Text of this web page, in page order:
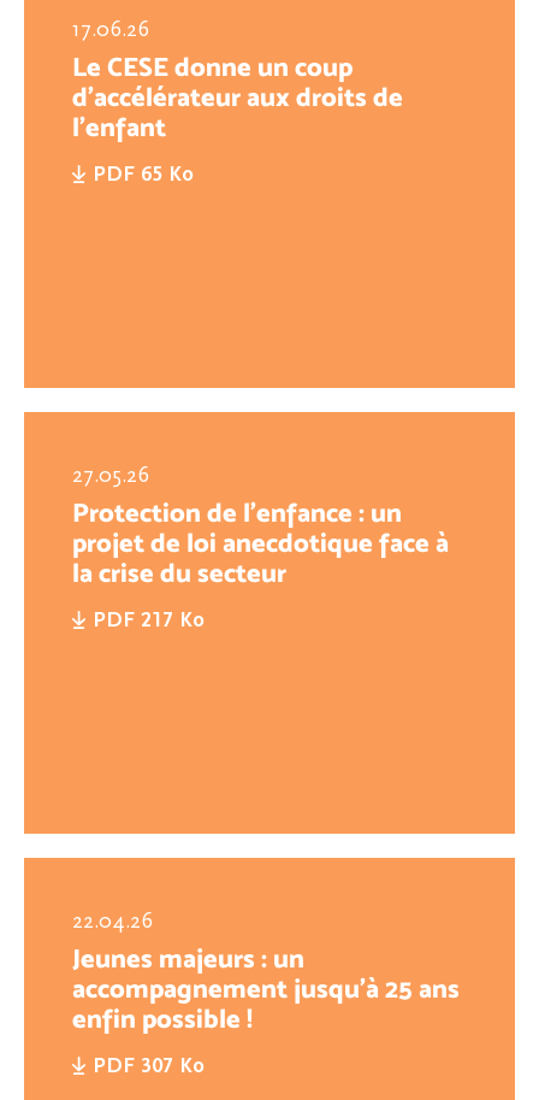
17.06.26
Le CESE donne un coup
d’accélérateur aux droits de
l’enfant
PDF 65 Ko
27.05.26
Protection de l’enfance : un
projet de loi anecdotique face à
la crise du secteur
PDF 217 Ko
22.04.26
Jeunes majeurs : un
accompagnement jusqu’à 25 ans
enfin possible !
PDF 307 Ko